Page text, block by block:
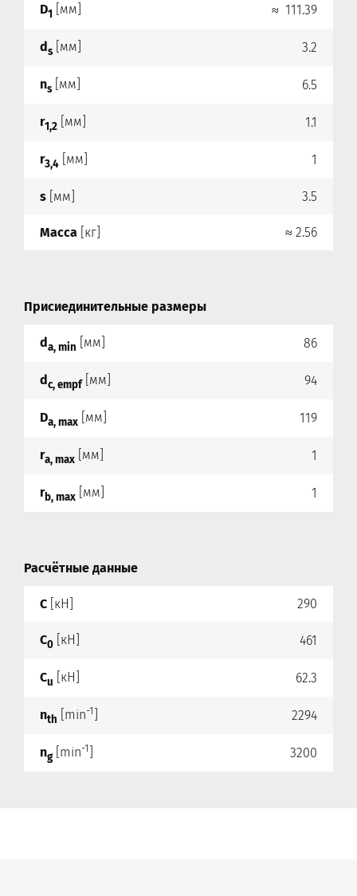
D1 [мм] ≈ 111.39
ds [мм] 3.2
ns [мм] 6.5
r1,2 [мм] 1.1
r3,4 [мм] 1
s [мм] 3.5
Масса [кг] ≈ 2.56
Присиединительные размеры
da, min [мм] 86
dc, empf[мм] 94
Da, max [мм] 119
ra, max [мм] 1
rb, max [мм] 1
Расчётные данные
C [кН] 290
C0 [кН] 461
Cu [кН] 62.3
nth [min-1 2294
ng[min-1 3200